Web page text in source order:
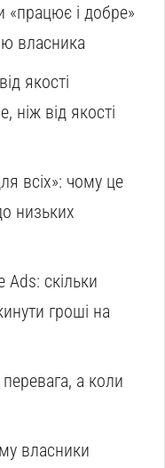
«працює і добре»
власника
якості
ніж від якості
всіх»: чому це
низьких
скільки
гроші на
а коли
власники